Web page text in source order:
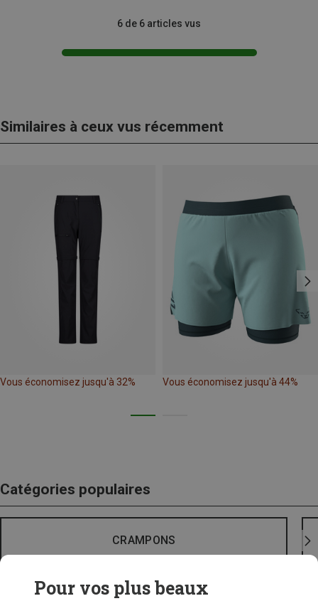
6 de 6 articles vus
Similaires à ceux vus récemment
Vous économisez jusqu'à 32% Vous économisez jusqu'à 44%
Catégories populaires
CRAMPONS
Pour vos plus beaux